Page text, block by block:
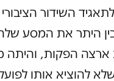
השידור
בין היתר את המסע
הפקות, והיתה
להוציא אותו